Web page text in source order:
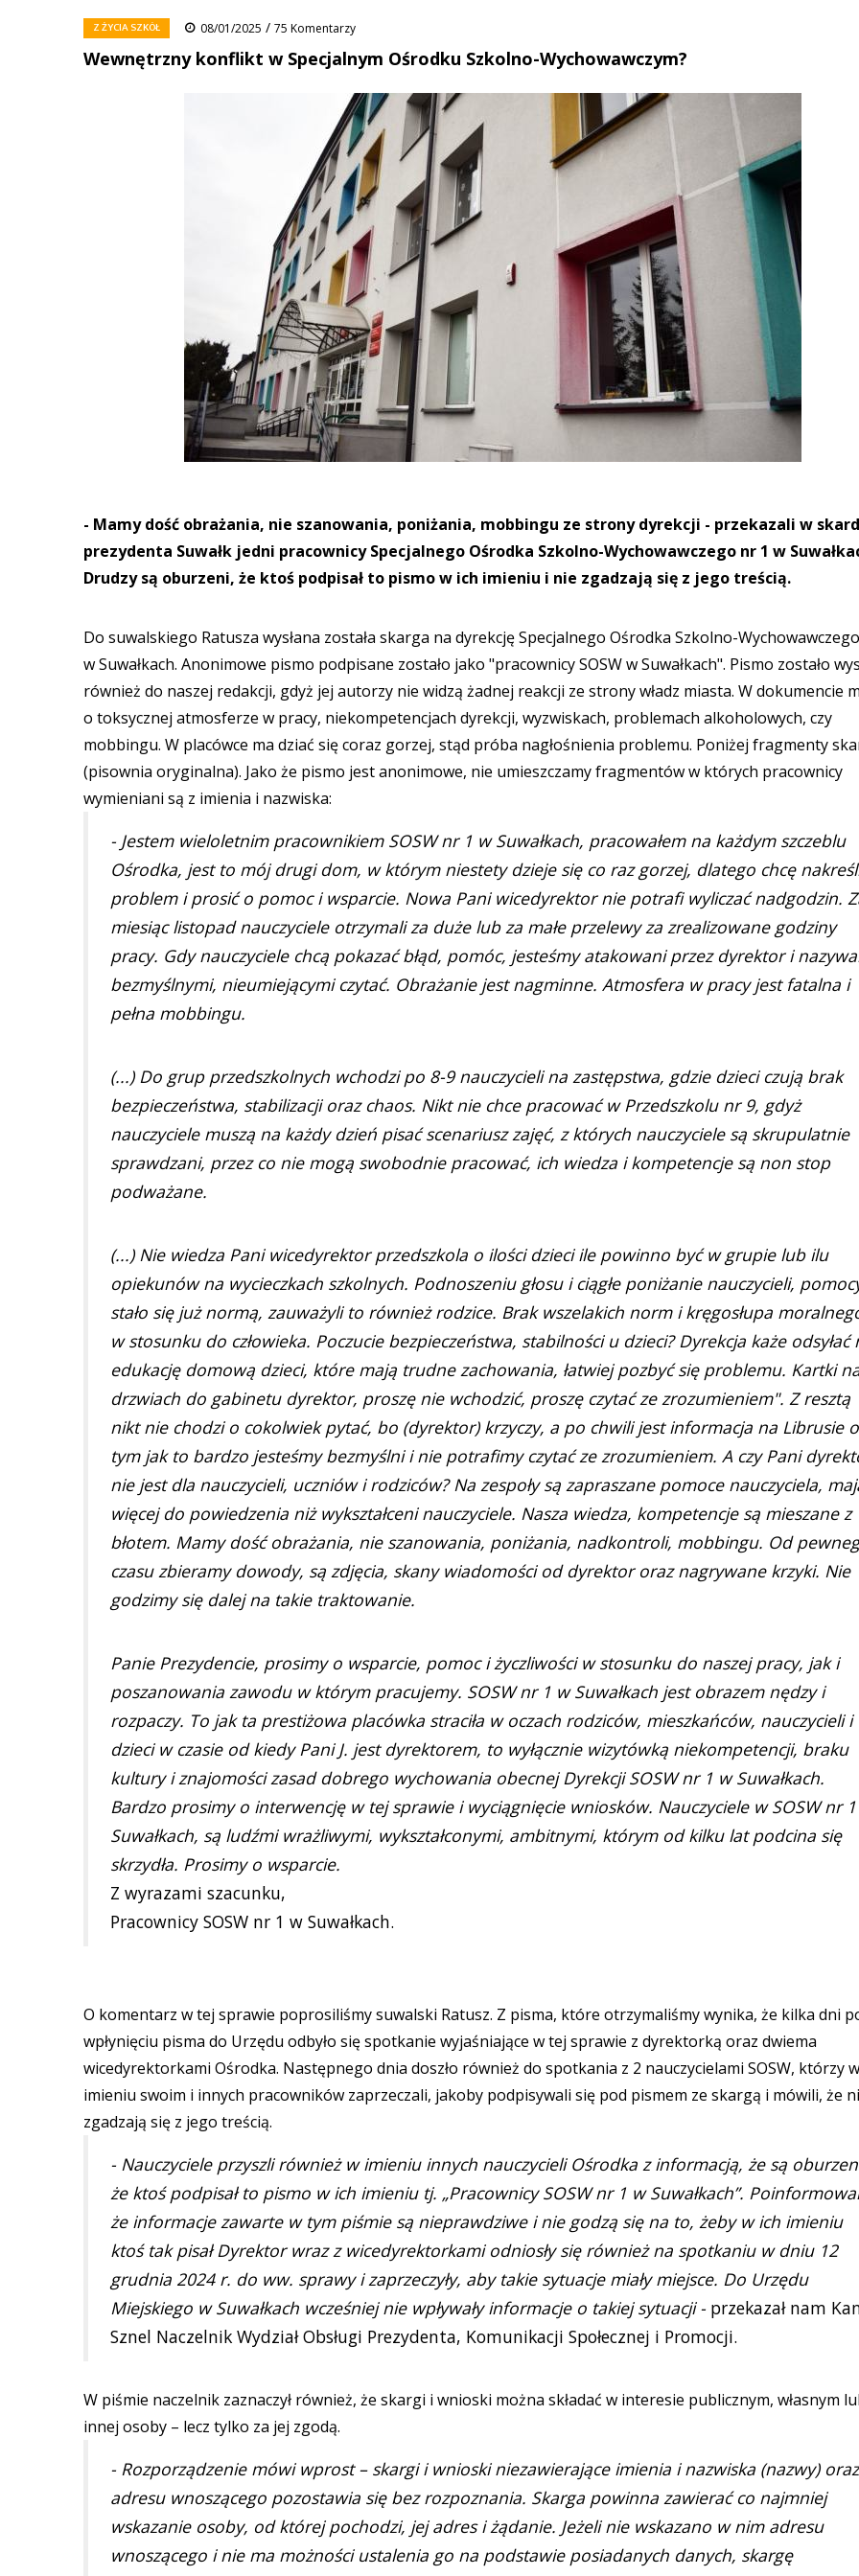
Z ŻYCIA SZKÓŁ 08/01/2025 / 75 Komentarzy
Wewnętrzny konflikt w Specjalnym Ośrodku Szkolno-Wychowawczym?
- Mamy dość obrażania, nie szanowania, poniżania, mobbingu ze strony dyrekcji - przekazali w
prezydenta Suwałk jedni pracownicy Specjalnego Ośrodka Szkolno-Wychowawczego nr 1 w
Drudzy są oburzeni, że ktoś podpisał to pismo w ich imieniu i nie zgadzają się z jego treścią.
Do suwalskiego Ratusza wysłana została skarga na dyrekcję Specjalnego Ośrodka Szkolno-
w Suwałkach. Anonimowe pismo podpisane zostało jako "pracownicy SOSW w Suwałkach". Pismo zostało
również do naszej redakcji, gdyż jej autorzy nie widzą żadnej reakcji ze strony władz miasta. W dokumencie
o toksycznej atmosferze w pracy, niekompetencjach dyrekcji, wyzwiskach, problemach alkoholowych, czy
mobbingu. W placówce ma dziać się coraz gorzej, stąd próba nagłośnienia problemu. Poniżej fragmenty
(pisownia oryginalna). Jako że pismo jest anonimowe, nie umieszczamy fragmentów w których pracownicy
wymieniani są z imienia i nazwiska:
- Jestem wieloletnim pracownikiem SOSW nr 1 w Suwałkach, pracowałem na każdym szczeblu
Ośrodka, jest to mój drugi dom, w którym niestety dzieje się co raz gorzej, dlatego chcę
problem i prosić o pomoc i wsparcie. Nowa Pani wicedyrektor nie potrafi wyliczać nadgodzin.
miesiąc listopad nauczyciele otrzymali za duże lub za małe przelewy za zrealizowane godziny
pracy. Gdy nauczyciele chcą pokazać błąd, pomóc, jesteśmy atakowani przez dyrektor i
bezmyślnymi, nieumiejącymi czytać. Obrażanie jest nagminne. Atmosfera w pracy jest fatalna i
pełna mobbingu.
(...) Do grup przedszkolnych wchodzi po 8-9 nauczycieli na zastępstwa, gdzie dzieci czują brak
bezpieczeństwa, stabilizacji oraz chaos. Nikt nie chce pracować w Przedszkolu nr 9, gdyż
nauczyciele muszą na każdy dzień pisać scenariusz zajęć, z których nauczyciele są skrupulatnie
sprawdzani, przez co nie mogą swobodnie pracować, ich wiedza i kompetencje są non stop
podważane.
(...) Nie wiedza Pani wicedyrektor przedszkola o ilości dzieci ile powinno być w grupie lub ilu
opiekunów na wycieczkach szkolnych. Podnoszeniu głosu i ciągłe poniżanie nauczycieli,
stało się już normą, zauważyli to również rodzice. Brak wszelakich norm i kręgosłupa
w stosunku do człowieka. Poczucie bezpieczeństwa, stabilności u dzieci? Dyrekcja każe odsyłać
edukację domową dzieci, które mają trudne zachowania, łatwiej pozbyć się problemu. Kartki
drzwiach do gabinetu dyrektor, proszę nie wchodzić, proszę czytać ze zrozumieniem". Z resztą
nikt nie chodzi o cokolwiek pytać, bo (dyrektor) krzyczy, a po chwili jest informacja na Librusie o
tym jak to bardzo jesteśmy bezmyślni i nie potrafimy czytać ze zrozumieniem. A czy Pani
nie jest dla nauczycieli, uczniów i rodziców? Na zespoły są zapraszane pomoce nauczyciela,
więcej do powiedzenia niż wykształceni nauczyciele. Nasza wiedza, kompetencje są mieszane z
błotem. Mamy dość obrażania, nie szanowania, poniżania, nadkontroli, mobbingu. Od
czasu zbieramy dowody, są zdjęcia, skany wiadomości od dyrektor oraz nagrywane krzyki. Nie
godzimy się dalej na takie traktowanie.
Panie Prezydencie, prosimy o wsparcie, pomoc i życzliwości w stosunku do naszej pracy, jak i
poszanowania zawodu w którym pracujemy. SOSW nr 1 w Suwałkach jest obrazem nędzy i
rozpaczy. To jak ta prestiżowa placówka straciła w oczach rodziców, mieszkańców, nauczycieli i
dzieci w czasie od kiedy Pani J. jest dyrektorem, to wyłącznie wizytówką niekompetencji, braku
kultury i znajomości zasad dobrego wychowania obecnej Dyrekcji SOSW nr 1 w Suwałkach.
Bardzo prosimy o interwencję w tej sprawie i wyciągnięcie wniosków. Nauczyciele w SOSW nr
Suwałkach, są ludźmi wrażliwymi, wykształconymi, ambitnymi, którym od kilku lat podcina się
skrzydła. Prosimy o wsparcie.
Z wyrazami szacunku,
Pracownicy SOSW nr 1 w Suwałkach.
O komentarz w tej sprawie poprosiliśmy suwalski Ratusz. Z pisma, które otrzymaliśmy wynika, że kilka dni
wpłynięciu pisma do Urzędu odbyło się spotkanie wyjaśniające w tej sprawie z dyrektorką oraz dwiema
wicedyrektorkami Ośrodka. Następnego dnia doszło również do spotkania z 2 nauczycielami SOSW, którzy w
imieniu swoim i innych pracowników zaprzeczali, jakoby podpisywali się pod pismem ze skargą i mówili, że
zgadzają się z jego treścią.
- Nauczyciele przyszli również w imieniu innych nauczycieli Ośrodka z informacją, że są
że ktoś podpisał to pismo w ich imieniu tj. „Pracownicy SOSW nr 1 w Suwałkach”.
że informacje zawarte w tym piśmie są nieprawdziwe i nie godzą się na to, żeby w ich imieniu
ktoś tak pisał Dyrektor wraz z wicedyrektorkami odniosły się również na spotkaniu w dniu 12
grudnia 2024 r. do ww. sprawy i zaprzeczyły, aby takie sytuacje miały miejsce. Do Urzędu
Miejskiego w Suwałkach wcześniej nie wpływały informacje o takiej sytuacji - przekazał nam
Sznel Naczelnik Wydział Obsługi Prezydenta, Komunikacji Społecznej i Promocji.
W piśmie naczelnik zaznaczył również, że skargi i wnioski można składać w interesie publicznym, własnym
innej osoby – lecz tylko za jej zgodą.
- Rozporządzenie mówi wprost – skargi i wnioski niezawierające imienia i nazwiska (nazwy) oraz
adresu wnoszącego pozostawia się bez rozpoznania. Skarga powinna zawierać co najmniej
wskazanie osoby, od której pochodzi, jej adres i żądanie. Jeżeli nie wskazano w nim adresu
wnoszącego i nie ma możności ustalenia go na podstawie posiadanych danych, skargę